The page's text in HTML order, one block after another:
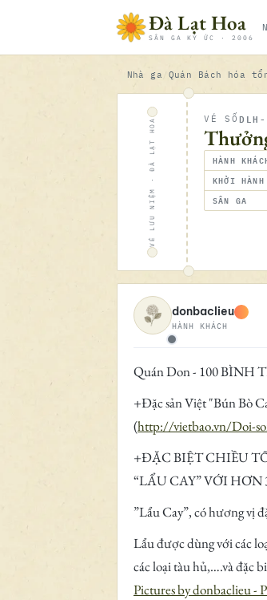
Đà Lạt Hoa
SÂN GA KÝ ỨC · 2006
Nhà ga Quán Bách hóa
VÉ LƯU NIỆM · ĐÀ LẠT HOA VÉ SỐ
HÀNH
KHỞI HÀNH
SÂN GA
Ngoại tuyến
donbaclieu
HÀNH KHÁCH
Quán Don - 100 BÌNH
+Đặc sản Việt "Bún Bò
(http://vietbao.vn/Doi-
+ĐẶC BIỆT CHIỀU
“LẨU CAY” VỚI HƠN
”Lẩu Cay”, có hương vị
Lẩu được dùng với các
các loại tàu hủ,….và đặc
Pictures by donbaclieu -